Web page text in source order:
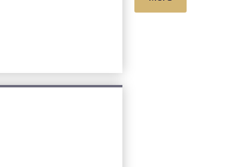
HOSPITAL